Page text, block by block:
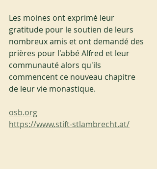
Les moines ont exprimé leur
gratitude pour le soutien de leurs
nombreux amis et ont demandé des
prières pour l'abbé Alfred et leur
communauté alors qu'ils
commencent ce nouveau chapitre
de leur vie monastique.
osb.org
https://www.stift-stlambrecht.at/